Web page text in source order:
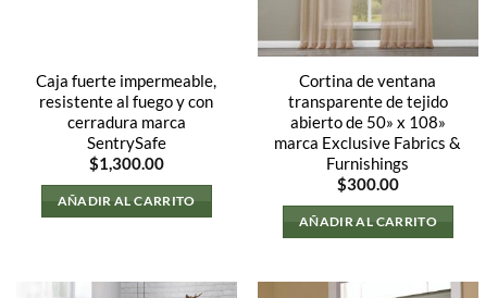
Caja fuerte impermeable,
resistente al fuego y con
cerradura marca
SentrySafe
$1,300.00
AÑADIR AL CARRITO
Cortina de ventana
transparente de tejido
abierto de 50» x 108»
marca Exclusive Fabrics &
Furnishings
$300.00
AÑADIR AL CARRITO